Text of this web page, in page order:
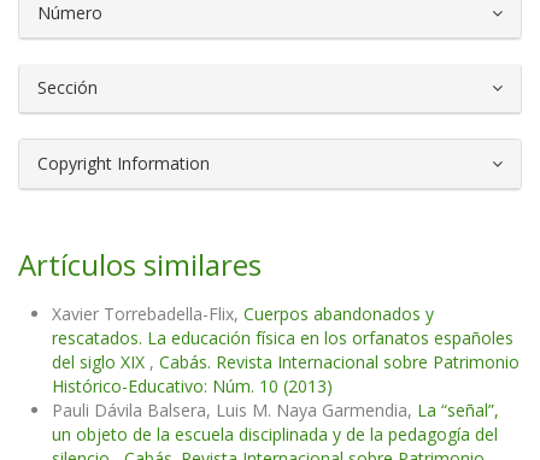
Número
Sección
Copyright Information
Artículos similares
Xavier Torrebadella-Flix, Cuerpos abandonados y
rescatados. La educación física en los orfanatos españoles
del siglo XIX , Cabás. Revista Internacional sobre Patrimonio
Histórico-Educativo: Núm. 10 (2013)
Pauli Dávila Balsera, Luis M. Naya Garmendia, La “señal”,
un objeto de la escuela disciplinada y de la pedagogía del